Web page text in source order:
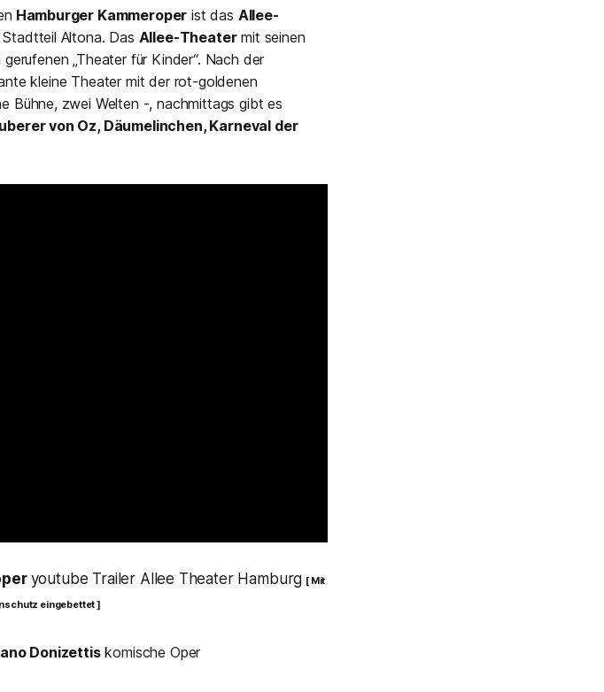
Hamburger Kammeroper ist das Allee-
Altona. Das Allee-Theatermit seinen
„Theater für Kinder“. Nach der
kleine Theater mit der rot-goldenen
Bühne, zwei Welten -, nachmittags gibt es
von Oz, Däumelinchen, Karneval der
youtube Trailer Allee Theater Hamburg [ Mit
eingebettet ]
Donizettiskomische Oper